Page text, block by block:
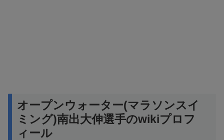
オープンウォーター(マラソンスイ
ミング)南出大伸選手のwikiプロフ
ィール